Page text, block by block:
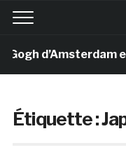
d’Amsterdam et
Étiquette :